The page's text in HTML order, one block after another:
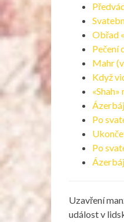
Obřad
Pečení
Mahr
Když
«Shah»
Po
Po
Uzavření
událost v